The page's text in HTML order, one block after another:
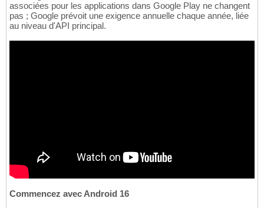
associées pour les applications dans Google Play ne changent
pas ; Google prévoit une exigence annuelle chaque année, liée
au niveau d'API principal.
Commencez avec Android 16